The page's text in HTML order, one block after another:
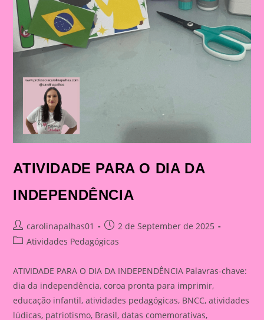
ATIVIDADE PARA O DIA DA
INDEPENDÊNCIA
Post
author:
carolinapalhas01
Post
published:
2 de September de 2025
PostAtividades Pedagógicas
ATIVIDADE PARA O DIA DA INDEPENDÊNCIA Palavras-chave:
dia da independência, coroa pronta para imprimir,
educação infantil, atividades pedagógicas, BNCC, atividades
lúdicas, patriotismo, Brasil, datas comemorativas,